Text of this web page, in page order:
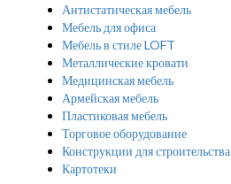
Антистатическая мебель
Мебель для офиса
Мебель в стиле LOFT
Металлические кровати
Медицинская мебель
Армейская мебель
Пластиковая мебель
Торговое оборудование
Конструкции для строительства
Картотеки